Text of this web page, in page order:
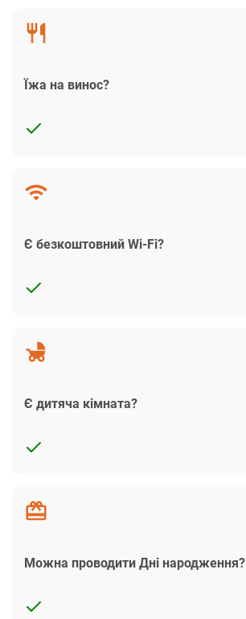
Їжа на винос?
Є безкоштовний Wi-Fi?
Є дитяча кімната?
Можна проводити Дні народження?